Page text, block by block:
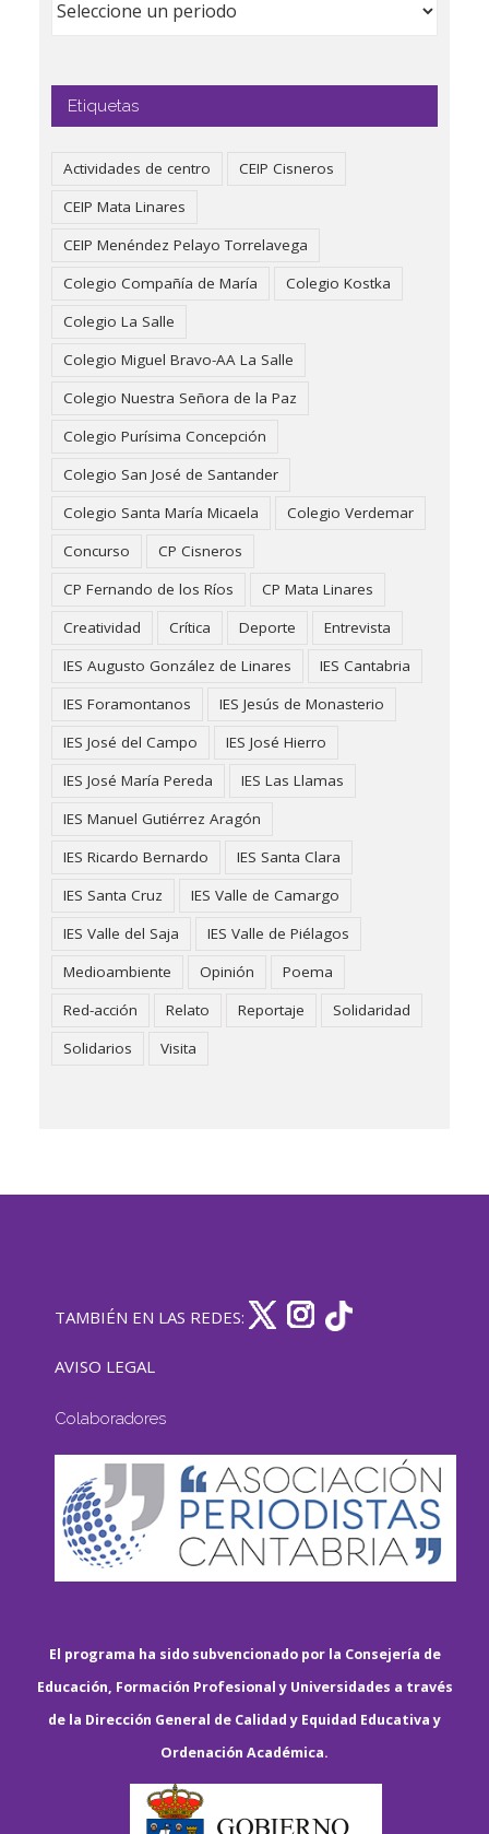
Etiquetas
Actividades de centro
CEIP Cisneros
CEIP Mata Linares
CEIP Menéndez Pelayo Torrelavega
Colegio Compañía de María
Colegio Kostka
Colegio La Salle
Colegio Miguel Bravo-AA La Salle
Colegio Nuestra Señora de la Paz
Colegio Purísima Concepción
Colegio San José de Santander
Colegio Santa María Micaela
Colegio Verdemar
Concurso
CP Cisneros
CP Fernando de los Ríos
CP Mata Linares
Creatividad
Crítica Deporte
Entrevista
IES Augusto González de Linares
IES Cantabria
IES Foramontanos
IES Jesús de Monasterio
IES José del Campo
IES José Hierro
IES José María Pereda
IES Las Llamas
IES Manuel Gutiérrez Aragón
IES Ricardo Bernardo
IES Santa Clara
IES Santa Cruz
IES Valle de Camargo
IES Valle del Saja
IES Valle de Piélagos
Medioambiente
Opinión
Poema
Red-acción
Relato Reportaje
Solidaridad
Solidarios
Visita
TAMBIÉN EN LAS REDES:
AVISO LEGAL
Colaboradores
El programa ha sido subvencionado por la Consejería de
Educación, Formación Profesional y Universidades a través
de la Dirección General de Calidad y Equidad Educativa y
Ordenación Académica.